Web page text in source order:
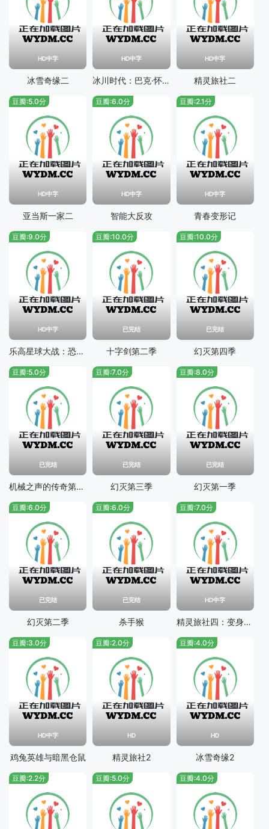
HD中字
冰雪奇缘二
HD中字
冰川时代：巴克·怀尔德的冒险之旅
HD中字
精灵旅社二
HD中字
豆瓣:5.0分
亚当斯一家二
HD中字
豆瓣:6.0分
智能大反攻
HD中字
豆瓣:2.1分
青春变形记
HD中字
豆瓣:9.0分
乐高星球大战：恐怖故事
已完结
豆瓣:10.0分
十字剑第二季
已完结
豆瓣:10.0分
幻灭第四季
已完结
豆瓣:5.0分
机械之声的传奇第一季
已完结
豆瓣:7.0分
幻灭第三季
已完结
豆瓣:8.0分
幻灭第一季
已完结
豆瓣:6.0分
幻灭第二季
已完结
豆瓣:6.0分
杀手猴
HD中字
豆瓣:7.0分
精灵旅社四：变身大冒险
HD中字
豆瓣:3.0分
鸡兔英雄与暗黑仓鼠
HD
豆瓣:2.0分
精灵旅社2
HD
豆瓣:4.0分
冰雪奇缘2
豆瓣:2.2分 豆瓣:5.0分 豆瓣:4.0分